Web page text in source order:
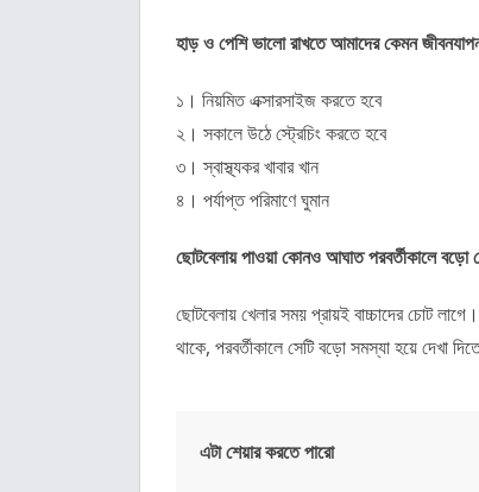
হাড় ও পেশি ভালো রাখতে আমাদের কেমন
১। নিয়মিত এক্সারসাইজ করতে হবে
২। সকালে উঠে স্ট্রেচিং করতে হবে
৩। স্বাস্থ্যকর খাবার খান
৪। পর্যাপ্ত পরিমাণে ঘুমান
ছোটবেলায় পাওয়া কোনও আঘাত পরবর্তীকালে
ছোটবেলায় খেলার সময় প্রায়ই বাচ্চাদের চোট
থাকে, পরবর্তীকালে সেটি বড়ো সমস্যা হয়ে দেখা
এটা শেয়ার করতে পারো